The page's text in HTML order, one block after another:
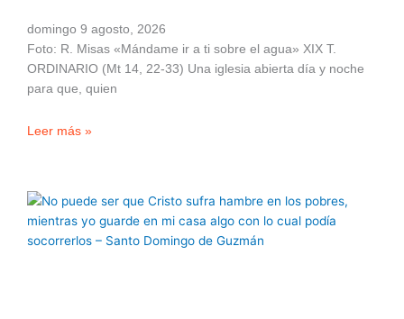
domingo 9 agosto, 2026
Foto: R. Misas «Mándame ir a ti sobre el agua» XIX T.
ORDINARIO (Mt 14, 22-33) Una iglesia abierta día y noche
para que, quien
Leer más »